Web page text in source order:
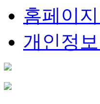
홈페이
개인정